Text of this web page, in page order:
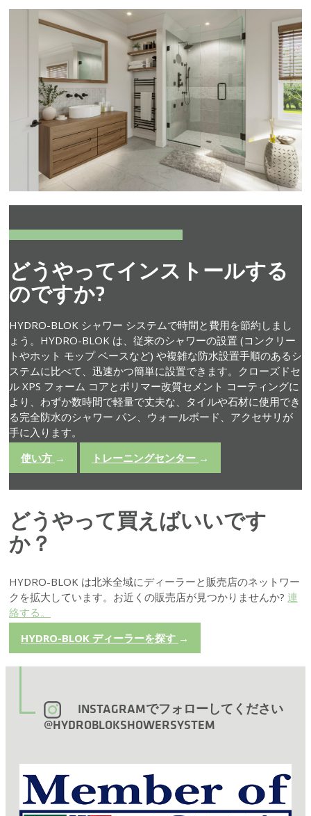
どうやってインストールする
のですか?
HYDRO-BLOK シャワー システムで時間と費用を節約しまし
ょう。HYDRO-BLOK は、従来のシャワーの設置 (コンクリー
トやホット モップ ベースなど) や複雑な防水設置手順のあるシ
ステムに比べて、迅速かつ簡単に設置できます。クローズドセ
ル XPS フォーム コアとポリマー改質セメント コーティングに
より、わずか数時間で軽量で丈夫な、タイルや石材に使用でき
る完全防水のシャワー パン、ウォールボード、アクセサリが
手に入ります。
使い方 → トレーニングセンター →
どうやって買えばいいです
か？
HYDRO-BLOK は北米全域にディーラーと販売店のネットワー
クを拡大しています。お近くの販売店が見つかりませんか? 連
絡する。
HYDRO-BLOK ディーラーを探す →
INSTAGRAMでフォローしてください
@HYDROBLOKSHOWERSYSTEM